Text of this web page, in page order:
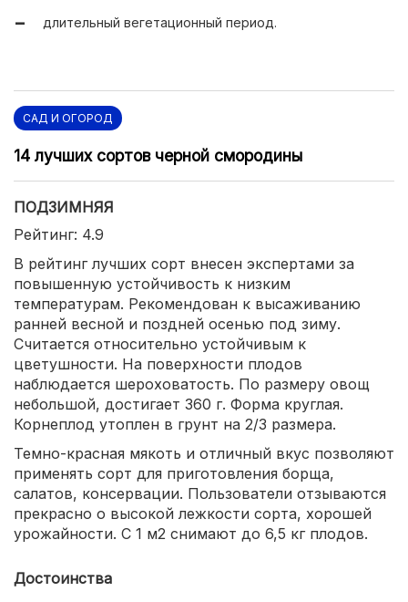
длительный вегетационный период.
САД И ОГОРОД
14 лучших сортов черной смородины
ПОДЗИМНЯЯ
Рейтинг: 4.9
В рейтинг лучших сорт внесен экспертами за
повышенную устойчивость к низким
температурам. Рекомендован к высаживанию
ранней весной и поздней осенью под зиму.
Считается относительно устойчивым к
цветушности. На поверхности плодов
наблюдается шероховатость. По размеру овощ
небольшой, достигает 360 г. Форма круглая.
Корнеплод утоплен в грунт на 2/3 размера.
Темно-красная мякоть и отличный вкус позволяют
применять сорт для приготовления борща,
салатов, консервации. Пользователи отзываются
прекрасно о высокой лежкости сорта, хорошей
урожайности. С 1 м2 снимают до 6,5 кг плодов.
Достоинства